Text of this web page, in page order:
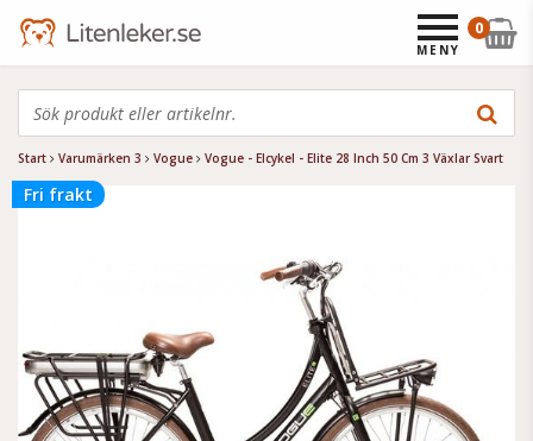
Start Varumärken 3 Vogue Vogue - Elcykel - Elite 28 Inch 50 Cm 3 Växlar Svart
Fri frakt
0
MENY